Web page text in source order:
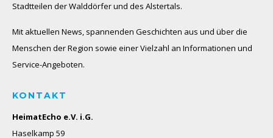
Stadtteilen der Walddörfer und des Alstertals.
Mit aktuellen News, spannenden Geschichten aus und über die
Menschen der Region sowie einer Vielzahl an Informationen und
Service-Angeboten.
KONTAKT
HeimatEcho e.V. i.G.
Haselkamp 59